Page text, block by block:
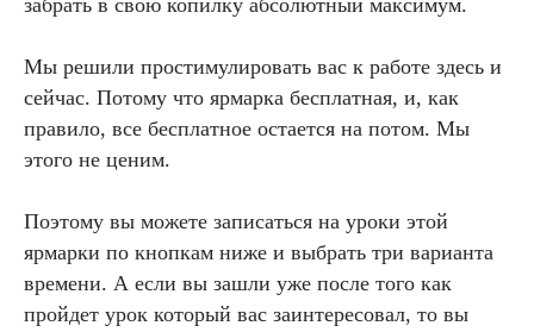
забрать в свою копилку абсолютный максимум.
Мы решили простимулировать вас к работе здесь и
сейчас. Потому что ярмарка бесплатная, и, как
правило, все бесплатное остается на потом. Мы
этого не ценим.
Поэтому вы можете записаться на уроки этой
ярмарки по кнопкам ниже и выбрать три варианта
времени. А если вы зашли уже после того как
пройдет урок который вас заинтересовал, то вы